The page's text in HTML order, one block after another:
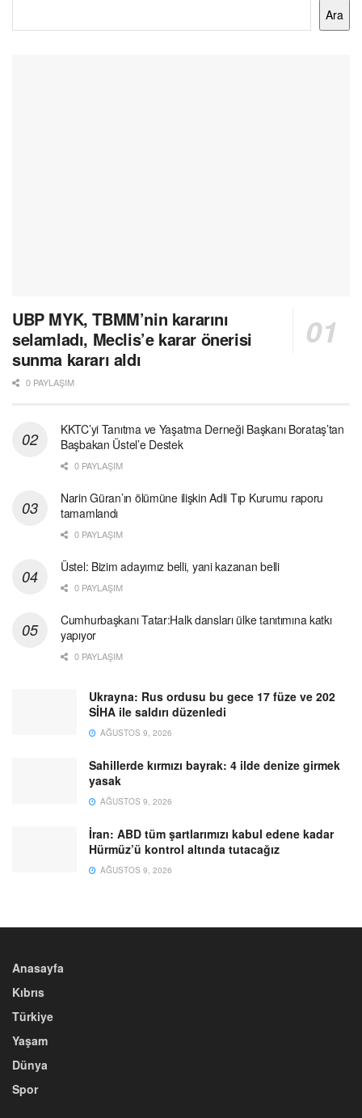
Ara
UBP MYK, TBMM’nin kararını
selamladı, Meclis’e karar önerisi
sunma kararı aldı
0 PAYLAŞIM
KKTC’yi Tanıtma ve Yaşatma Derneği Başkanı Borataş’tan
Başbakan Üstel’e Destek
0 PAYLAŞIM
Narin Güran’ın ölümüne ilişkin Adli Tıp Kurumu raporu
tamamlandı
0 PAYLAŞIM
Üstel: Bizim adayımız belli, yani kazanan belli
0 PAYLAŞIM
Cumhurbaşkanı Tatar:Halk dansları ülke tanıtımına katkı
yapıyor
0 PAYLAŞIM
Ukrayna: Rus ordusu bu gece 17 füze ve 202
SİHA ile saldırı düzenledi
AĞUSTOS 9, 2026
Sahillerde kırmızı bayrak: 4 ilde denize girmek
yasak
AĞUSTOS 9, 2026
İran: ABD tüm şartlarımızı kabul edene kadar
Hürmüz’ü kontrol altında tutacağız
AĞUSTOS 9, 2026
Anasayfa
Kıbrıs
Türkiye
Yaşam
Dünya
Spor